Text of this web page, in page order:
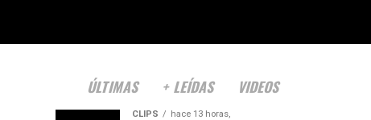
ÚLTIMAS + LEÍDAS VIDEOS
CLIPS hace 13 horas,